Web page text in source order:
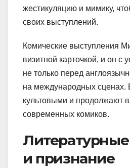
жестикуляцию и мимику,
своих выступлений.
Комические выступления
визитной карточкой, и он с
не только перед
на международных сценах.
культовыми и продолжают
современных комиков.
и признание